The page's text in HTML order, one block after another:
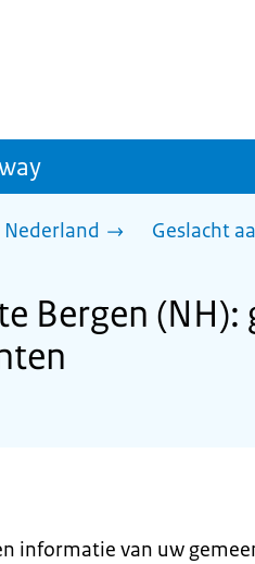
Nederland Geslacht
Bergen
informatie van uw